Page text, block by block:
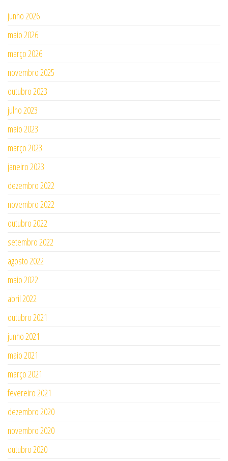
junho 2026
maio 2026
março 2026
novembro 2025
outubro 2023
julho 2023
maio 2023
março 2023
janeiro 2023
dezembro 2022
novembro 2022
outubro 2022
setembro 2022
agosto 2022
maio 2022
abril 2022
outubro 2021
junho 2021
maio 2021
março 2021
fevereiro 2021
dezembro 2020
novembro 2020
outubro 2020